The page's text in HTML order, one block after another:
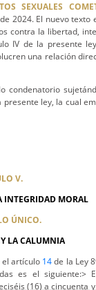
SEXUALES
2024. El nuevo texto
contra la libertad,
IV de la presente
una relación
condenatorio
ley, la cual
V.
INTEGRIDAD MORAL
ÚNICO.
LA CALUMNIA
el artículo 14de la Ley
es el siguiente:>
(16) a cincuenta